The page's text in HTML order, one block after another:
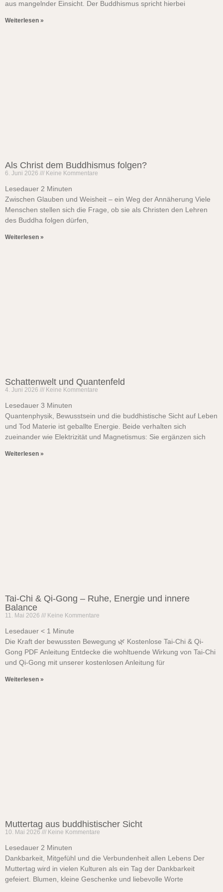
aus mangelnder Einsicht. Der Buddhismus spricht hierbei
Weiterlesen »
Als Christ dem Buddhismus folgen?
6. Juni 2026 Keine Kommentare
Lesedauer 2 Minuten
Zwischen Glauben und Weisheit – ein Weg der Annäherung Viele
Menschen stellen sich die Frage, ob sie als Christen den Lehren
des Buddha folgen dürfen,
Weiterlesen »
Schattenwelt und Quantenfeld
4. Juni 2026 Keine Kommentare
Lesedauer 3 Minuten
Quantenphysik, Bewusstsein und die buddhistische Sicht auf Leben
und Tod Materie ist geballte Energie. Beide verhalten sich
zueinander wie Elektrizität und Magnetismus: Sie ergänzen sich
Weiterlesen »
Tai‑Chi & Qi‑Gong – Ruhe, Energie und innere
Balance
11. Mai 2026 Keine Kommentare
Lesedauer < 1 Minute
Die Kraft der bewussten Bewegung 🌿 Kostenlose Tai-Chi & Qi-
Gong PDF Anleitung Entdecke die wohltuende Wirkung von Tai-Chi
und Qi-Gong mit unserer kostenlosen Anleitung für
Weiterlesen »
Muttertag aus buddhistischer Sicht
10. Mai 2026 Keine Kommentare
Lesedauer 2 Minuten
Dankbarkeit, Mitgefühl und die Verbundenheit allen Lebens Der
Muttertag wird in vielen Kulturen als ein Tag der Dankbarkeit
gefeiert. Blumen, kleine Geschenke und liebevolle Worte